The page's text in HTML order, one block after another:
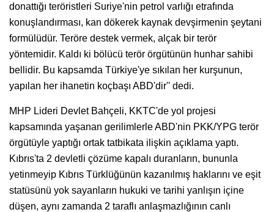
donattığı teröristleri Suriye'nin petrol varlığı etrafında
konuşlandırması, kan dökerek kaynak devşirmenin şeytani
formülüdür. Teröre destek vermek, alçak bir terör
yöntemidir. Kaldı ki bölücü terör örgütünün hunhar sahibi
bellidir. Bu kapsamda Türkiye'ye sıkılan her kurşunun,
yapılan her ihanetin koçbaşı ABD'dir'' dedi.
MHP Lideri Devlet Bahçeli, KKTC'de yol projesi
kapsamında yaşanan gerilimlerle ABD'nin PKK/YPG terör
örgütüyle yaptığı ortak tatbikata ilişkin açıklama yaptı.
Kıbrıs'ta 2 devletli çözüme kapalı duranların, bununla
yetinmeyip Kıbrıs Türklüğünün kazanılmış haklarını ve eşit
statüsünü yok sayanların hukuki ve tarihi yanlışın içine
düşen, aynı zamanda 2 taraflı anlaşmazlığının canlı